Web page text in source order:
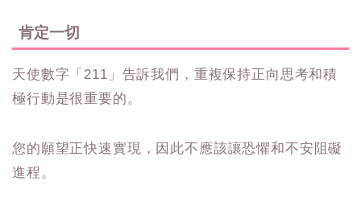
肯定一切
天使數字「211」告訴我們，重複保持正向思考和積
極行動是很重要的。
您的願望正快速實現，因此不應該讓恐懼和不安阻礙
進程。